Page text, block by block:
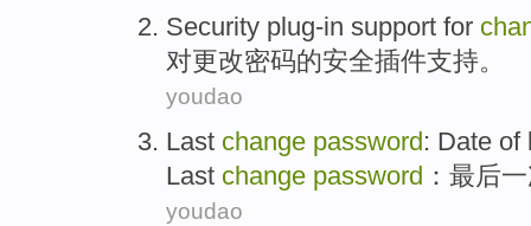
Security plug-in support for
对更改密码的安全插件支持。
youdao
Last change password : Date of
Last change password ： 最后
youdao